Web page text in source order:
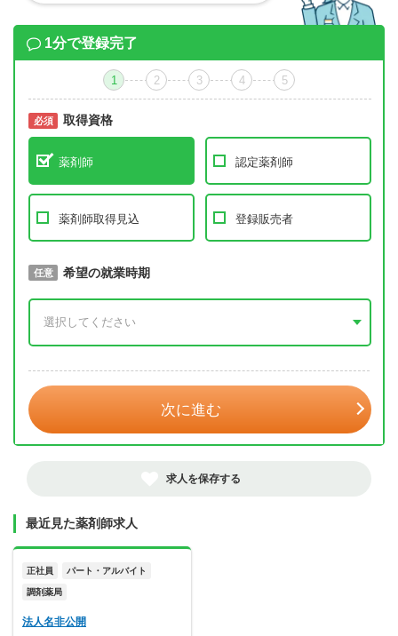
1分で登録完了
1 2 3 4 5
必須 取得資格
薬剤師 認定薬剤師
薬剤師取得見込 登録販売者
必須 取得予定年
任意 希望の就業時期
次に進む
求人を保存する
最近見た薬剤師求人
正社員 パート・アルバイト
調剤薬局
法人名非公開